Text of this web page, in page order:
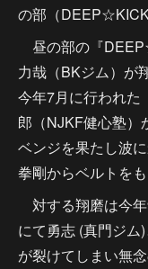
の部（DEEP☆KICK
昼の部の『
力哉（BKジム）が
今年7月に行われ
郎（NJKF健心塾）
ベンジを果たし波
拳剛からベルトを
対する翔磨は今
にて勇志 (真門ジム
が裂けてしまい無